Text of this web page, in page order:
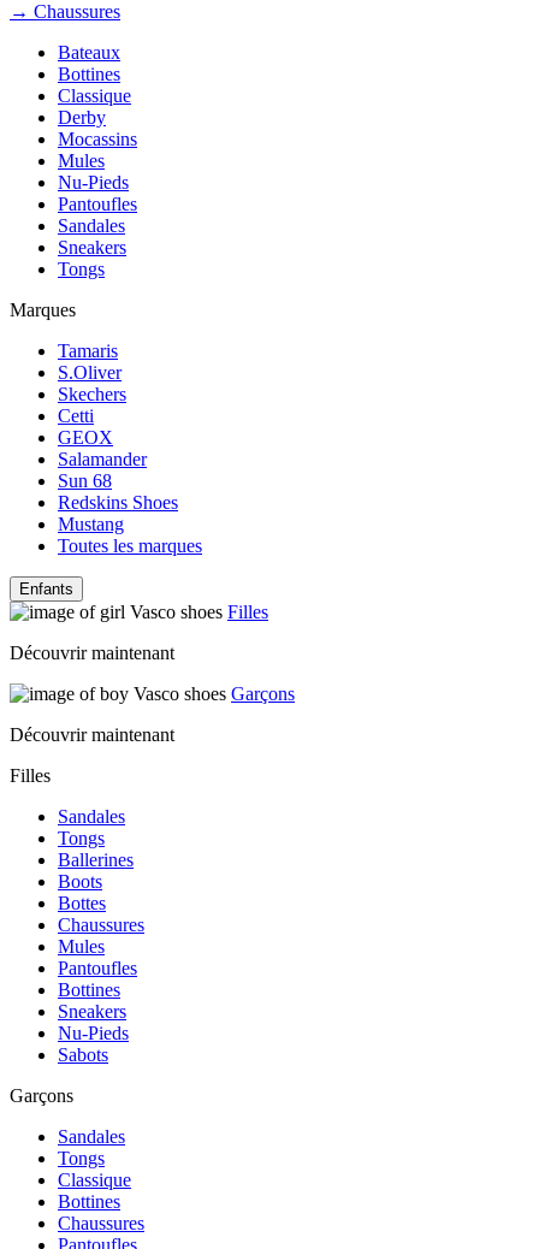
→ Chaussures
Bateaux
Bottines
Classique
Derby
Mocassins
Mules
Nu-Pieds
Pantoufles
Sandales
Sneakers
Tongs
Marques
Tamaris
S.Oliver
Skechers
Cetti
GEOX
Salamander
Sun 68
Redskins Shoes
Mustang
Toutes les marques
Enfants
Filles
Découvrir maintenant
Garçons
Découvrir maintenant
Filles
Sandales
Tongs
Ballerines
Boots
Bottes
Chaussures
Mules
Pantoufles
Bottines
Sneakers
Nu-Pieds
Sabots
Garçons
Sandales
Tongs
Classique
Bottines
Chaussures
Pantoufles